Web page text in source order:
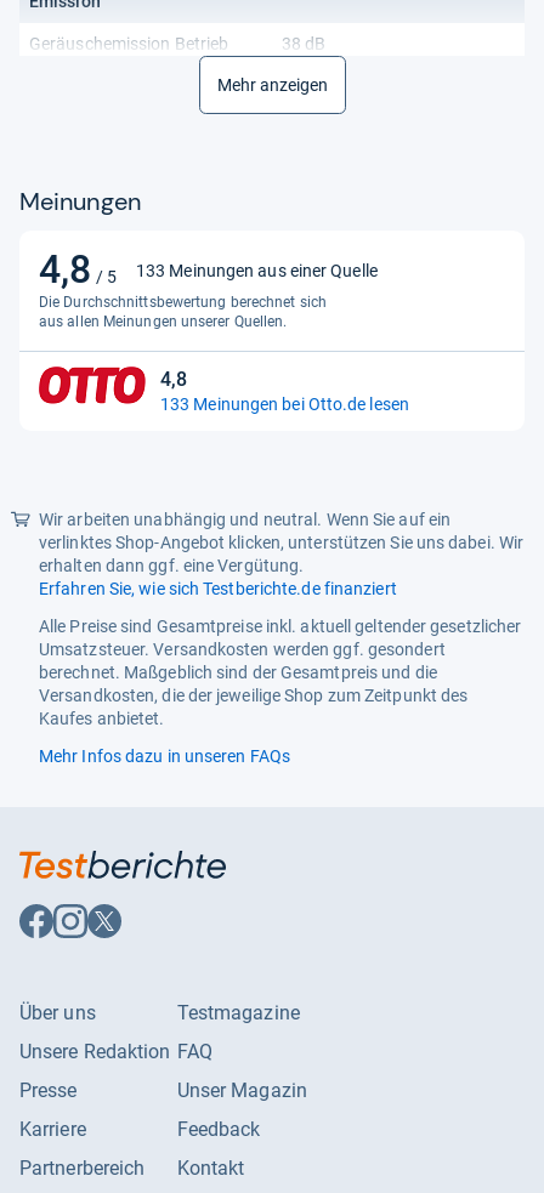
Geräuschemission Betrieb 38 dB
Geräuschemissionsklasse C
Tiefe 49.5 cm
Kapazität
Gesamtnutzinhalt 99 l
Allgemein
Leistungsmerkmale
Gefrierklasse 4 Sterne
Gefriervermögen 24h 4.5 kg
Funktionalitäten
Temperaturregelung
Energieeffizienzklasse
Energiekosten / Jahr 62.53 EUR
Energieverbrauch / Jahr
Mehr anzeigen
Meinungen
4,8 / 5
4,8
von
5
Sternen
133 Meinungen aus einer Quelle
Die Durchschnittsbewertung berechnet sich
aus allen Meinungen unserer Quellen.
4,8
4,8
von
133 Meinungen bei Otto.de lesen
Wir arbeiten unabhängig und neutral. Wenn Sie auf ein
verlinktes Shop-Angebot klicken, unterstützen Sie uns dabei. Wir
erhalten dann ggf. eine Vergütung.
Erfahren Sie, wie sich Testberichte.de finanziert
Alle Preise sind Gesamtpreise inkl. aktuell geltender gesetzlicher
Umsatzsteuer. Versandkosten werden ggf. gesondert
berechnet. Maßgeblich sind der Gesamtpreis und die
Versandkosten, die der jeweilige Shop zum Zeitpunkt des
Kaufes anbietet.
Mehr Infos dazu in unseren FAQs
Auf
Facebook
Auf
Instagram
Auf
X
Über uns
Unsere Redaktion
Presse
Karriere
Partnerbereich
Testmagazine
FAQ
Unser Magazin
Feedback
Kontakt